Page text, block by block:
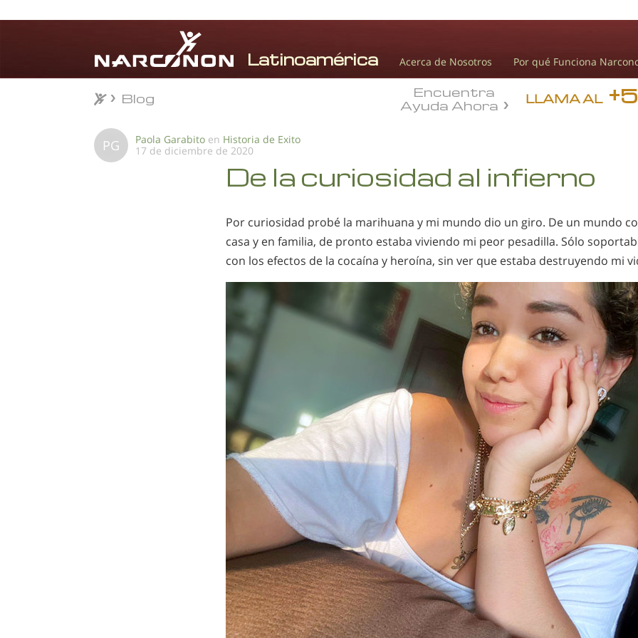
Acerca de Nosotros Por qué Funciona
LLAMA AL
Encuentra
Ayuda Ahora
Blog
PG Paola Garabito en Historia de Exito
17 de diciembre de 2020
De la curiosidad al infierno
Por curiosidad probé la marihuana y mi mundo dio un giro. De un mundo
casa y en familia, de pronto estaba viviendo mi peor pesadilla. Sólo
con los efectos de la cocaína y heroína, sin ver que estaba destruyendo mi
Blog